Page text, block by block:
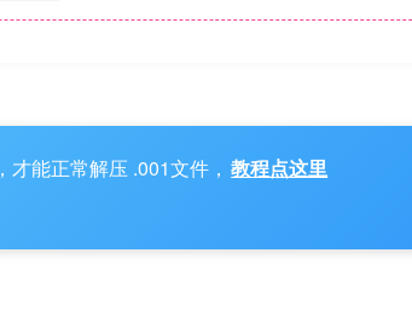
能正常解压 .001文件， 教程点这里